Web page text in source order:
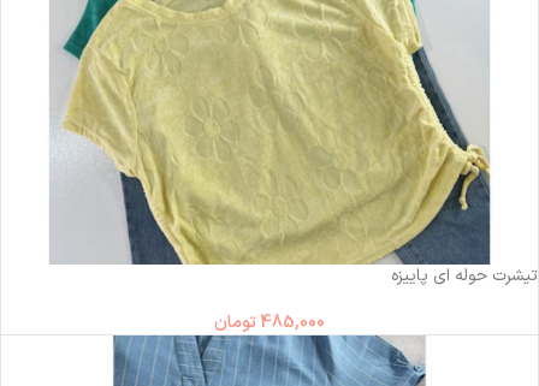
تیشرت حوله ای پاییزه
485,000 تومان